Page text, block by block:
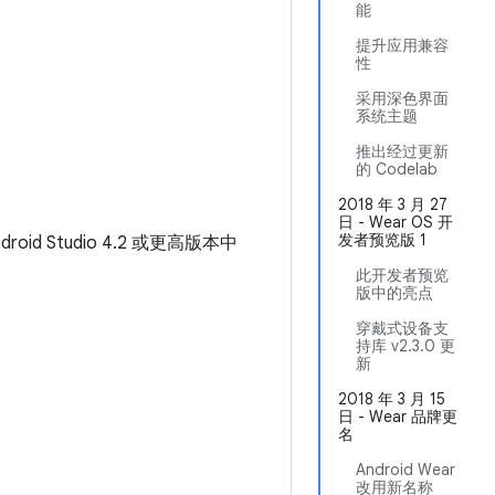
能
提升应用兼容
性
采用深色界面
系统主题
推出经过更新
的 Codelab
2018 年 3 月 27
日 - Wear OS 开
发者预览版 1
此开发者预览
版中的亮点
穿戴式设备支
持库 v2.3.0 更
新
2018 年 3 月 15
日 - Wear 品牌更
名
Android Wear
改用新名称
Studio 4.2 或更高版本中